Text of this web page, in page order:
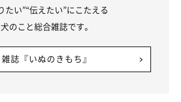
たい”“伝えたい”にこたえる
犬のこと総合雑誌です。
雑誌『いぬのきもち』